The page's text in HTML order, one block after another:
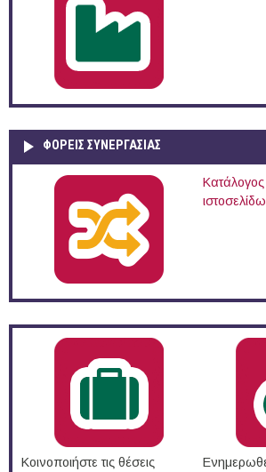
ΦΟΡΕΙΣ ΣΥΝΕΡΓΑΣΙΑΣ
Κοινοποιήστε τις θέσεις